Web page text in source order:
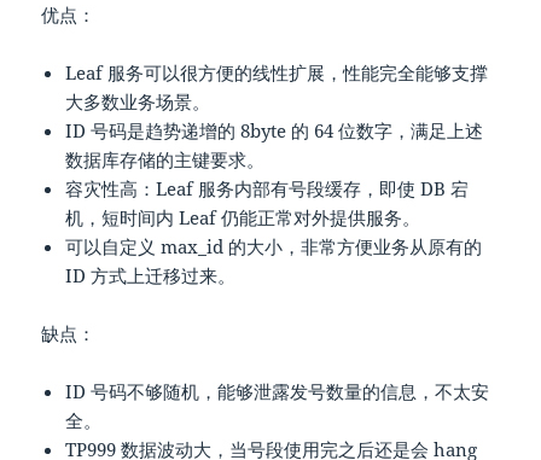
优点：
Leaf 服务可以很方便的线性扩展，性能完全能够支撑
大多数业务场景。
ID 号码是趋势递增的 8byte 的 64 位数字，满足上述
数据库存储的主键要求。
容灾性高：Leaf 服务内部有号段缓存，即使 DB 宕
机，短时间内 Leaf 仍能正常对外提供服务。
可以自定义 max_id 的大小，非常方便业务从原有的
ID 方式上迁移过来。
缺点：
ID 号码不够随机，能够泄露发号数量的信息，不太安
全。
TP999 数据波动大，当号段使用完之后还是会 hang